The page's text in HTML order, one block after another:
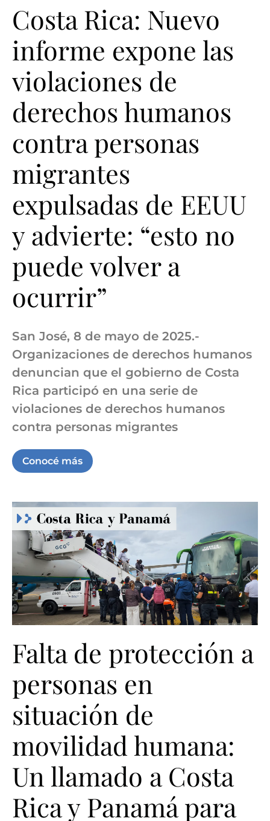
Costa Rica: Nuevo
informe expone las
violaciones de
derechos humanos
contra personas
migrantes
expulsadas de EEUU
y advierte: “esto no
puede volver a
ocurrir”
San José, 8 de mayo de 2025.-
Organizaciones de derechos humanos
denuncian que el gobierno de Costa
Rica participó en una serie de
violaciones de derechos humanos
contra personas migrantes
Conocé más
Falta de protección a
personas en
situación de
movilidad humana:
Un llamado a Costa
Rica y Panamá para